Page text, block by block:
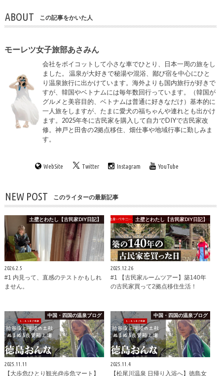
ABOUT この記事をかいた人
モーレツ女子旅部あさみん
会社をボイコットして小さな車でひとり、日本一周の旅をし
ました。 温泉が大好きで秘湯や混浴、鄙び宿を中心にひと
り温泉旅行に出かけています。海外よりも国内旅行が好きで
すが、韓国やベトナムには毎年数回行っています。（韓国が
グルメと美容目的、ベトナムは普通に好きなだけ）基本的に
一人旅をしますが、たまに愛犬の福ちゃんや連れとも出かけ
ます。2025年冬に古民家を購入して自力でDIYで古民家改
修。神戸と田舎の2拠点移住、畑仕事や地域行事に勤しみま
す。
WebSite Twitter Instagram YouTube
NEW POST このライターの最新記事
土壁とわたし【古民家DIY日記】
2026.2.5
#1 内見って、直感のテストかもしれ
ません。
土壁とわたし【古民家DIY日記】
2025.12.26
#1 【古民家ルームツアー】築140年
の古民家買って2拠点移住生活！
中国・四国の温泉ブログ
2025.11.11
【大歩危ひとり観光@歩危マート】
中国・四国の温泉ブログ
2025.11.4
【松尾川温泉 日帰り入浴へ】徳島女